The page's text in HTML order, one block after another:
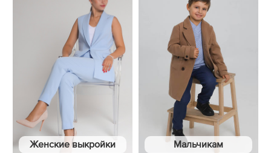
Женские выкройки Мальчикам